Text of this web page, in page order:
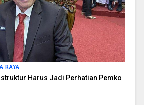
RAYA
Harus Jadi Perhatian Pemko